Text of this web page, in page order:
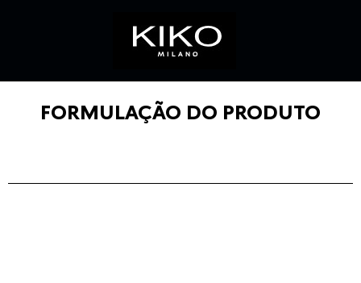
FORMULAÇÃO DO PRODUTO